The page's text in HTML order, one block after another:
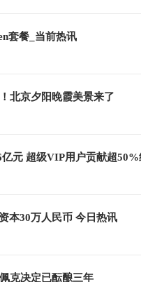
套餐_当前热讯
北京夕阳晚霞美景来了
元 超级VIP用户贡献超
本30万人民币 今日热讯
克决定已酝酿三年